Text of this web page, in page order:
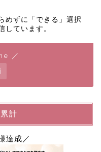
めずに「できる」選択
しています。
／
計
達成／